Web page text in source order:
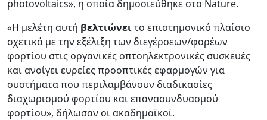
photovoltaics», η οποία δημοσιεύθηκε στο Nature.
«Η μελέτη αυτή βελτιώνειτο επιστημονικό πλαίσιο
σχετικά με την εξέλιξη των διεγέρσεων/φορέων
φορτίου στις οργανικές οπτοηλεκτρονικές συσκευές
και ανοίγει ευρείες προοπτικές εφαρμογών για
συστήματα που περιλαμβάνουν διαδικασίες
διαχωρισμού φορτίου και επανασυνδυασμού
φορτίου», δήλωσαν οι ακαδημαϊκοί.